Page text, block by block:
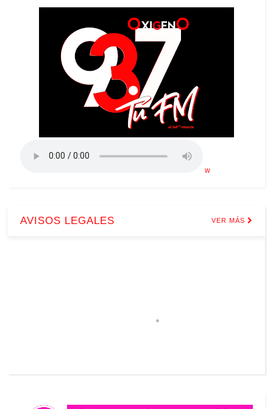
w
AVISOS LEGALES VER MÁS